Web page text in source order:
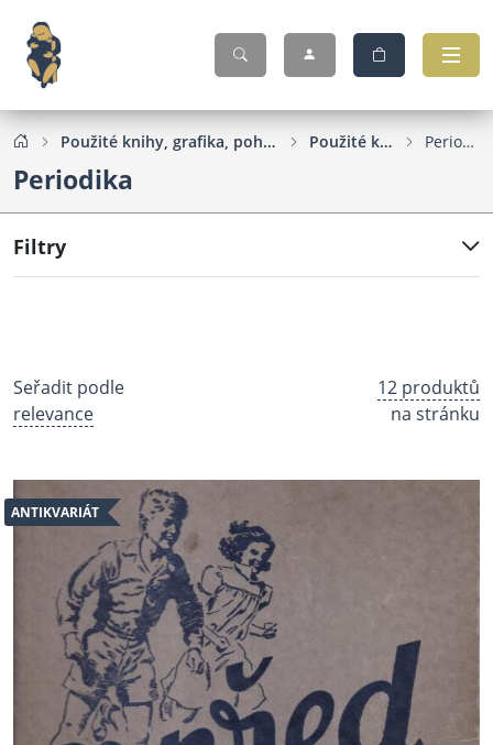
Použité knihy, grafika, pohlednice... Použité knihy Periodika
Periodika
Filtry
Seřadit podle
relevance
12 produktů
na stránku
ANTIKVARIÁT